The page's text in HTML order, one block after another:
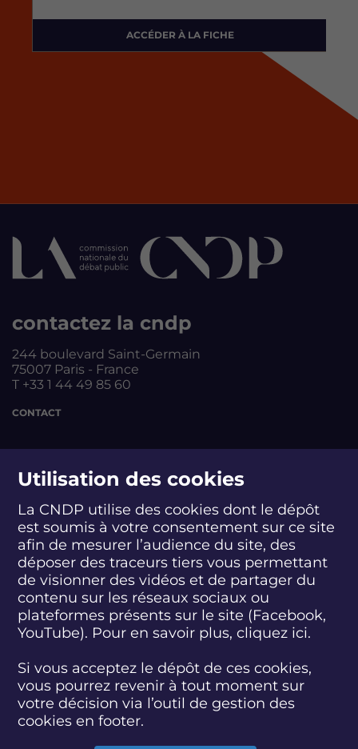
Utilisation des cookies
La CNDP utilise des cookies dont le dépôt
est soumis à votre consentement sur ce site
afin de mesurer l’audience du site, des
déposer des traceurs tiers vous permettant
de visionner des vidéos et de partager du
contenu sur les réseaux sociaux ou
plateformes présents sur le site (Facebook,
YouTube). Pour en savoir plus, cliquez ici.
Si vous acceptez le dépôt de ces cookies,
vous pourrez revenir à tout moment sur
votre décision via l’outil de gestion des
cookies en footer.
ACCÉDER À LA FICHE
contactez la cndp
244 boulevard Saint-Germain
75007 Paris - France
T +33 1 44 49 85 60
CONTACT
S
u
e
z
n
u
u
S
u
i
v
e
z
-
n
u
s
u
r
S
u
i
v
e
z
-
n
u
s
u
r
S
u
i
v
e
z
-
n
u
s
u
S
u
i
v
e
z
-
n
u
s
u
S
u
i
v
e
z
-
n
u
s
u
S
u
i
v
e
-
n
u
s
u
abonnez-vous
S'INSCRIRE À LA NEWSLETTER